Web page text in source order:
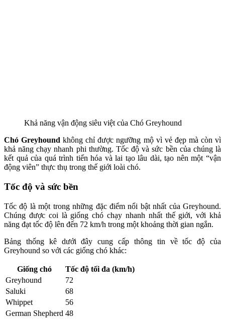
Khả năng vận động siêu việt của Chó Greyhound
Chó Greyhound không chỉ được ngưỡng mộ vì vẻ đẹp mà còn vì
khả năng chạy nhanh phi thường. Tốc độ và sức bền của chúng là
kết quả của quá trình tiến hóa và lai tạo lâu dài, tạo nên một “vận
động viên” thực thụ trong thế giới loài chó.
Tốc độ và sức bền
Tốc độ là một trong những đặc điểm nổi bật nhất của Greyhound.
Chúng được coi là giống chó chạy nhanh nhất thế giới, với khả
năng đạt tốc độ lên đến 72 km/h trong một khoảng thời gian ngắn.
Bảng thống kê dưới đây cung cấp thông tin về tốc độ của
Greyhound so với các giống chó khác:
Giống chó
Tốc độ tối đa (km/h)
Greyhound
72
Saluki
68
Whippet
56
German Shepherd 48